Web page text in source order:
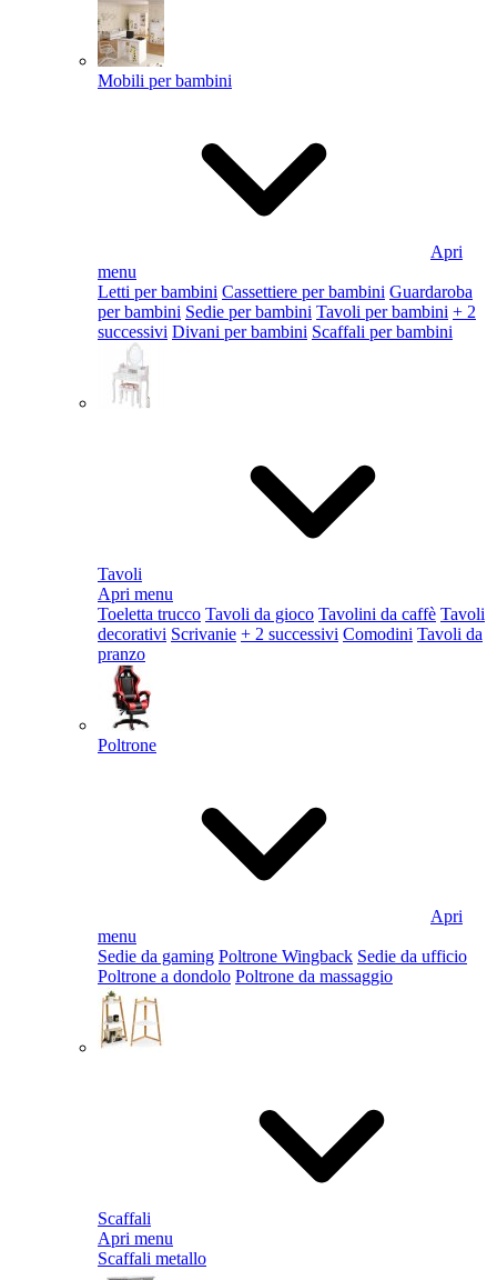
Mobili per bambini
Apri
menu
Letti per bambini Cassettiere per bambini Guardaroba
per bambini Sedie per bambini Tavoli per bambini + 2
successivi Divani per bambini Scaffali per bambini
Tavoli
Apri menu
Toeletta trucco Tavoli da gioco Tavolini da caffè Tavoli
decorativi Scrivanie + 2 successivi Comodini Tavoli da
pranzo
Poltrone
Apri
menu
Sedie da gaming Poltrone Wingback Sedie da ufficio
Poltrone a dondolo Poltrone da massaggio
Scaffali
Apri menu
Scaffali metallo